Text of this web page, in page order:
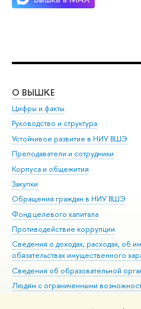
О ВЫШКЕ
Цифры и факты
Руководство и структура
Устойчивое развитие в НИУ ВШЭ
Преподаватели и сотрудники
Корпуса и общежития
Закупки
Обращения граждан в НИУ ВШЭ
Фонд целевого капитала
Противодействие коррупции
Сведения о доходах, расходах, об
обязательствах имущественного
Сведения об образовательной
Людям с ограниченными